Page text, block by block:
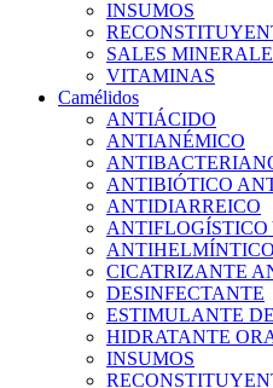
INSUMOS
SALES
VITAMINAS
Camélidos
ANTIÁCIDO
ANTIANÉMICO
ANTIBIÓTICO
ANTIDIARREICO
ANTIFLOGÍSTICO
CICATRIZANTE
DESINFECTANTE
ESTIMULANTE
HIDRATANTE
INSUMOS